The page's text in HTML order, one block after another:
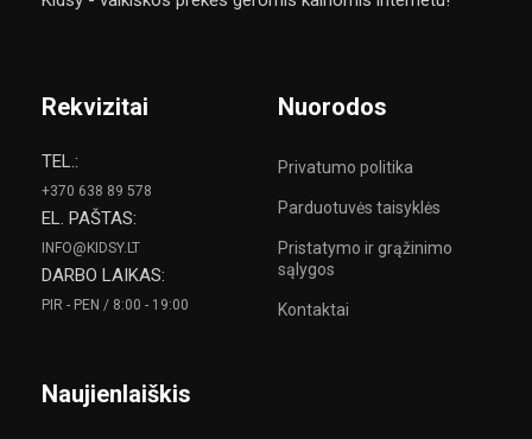
Rekvizitai
TEL.:
+370 638 89 578
EL. PAŠTAS:
INFO@KIDSY.LT
DARBO LAIKAS:
PIR - PEN / 8:00 - 19:00
Nuorodos
Privatumo politika
Parduotuvės taisyklės
Pristatymo ir grąžinimo
sąlygos
Kontaktai
Naujienlaiškis